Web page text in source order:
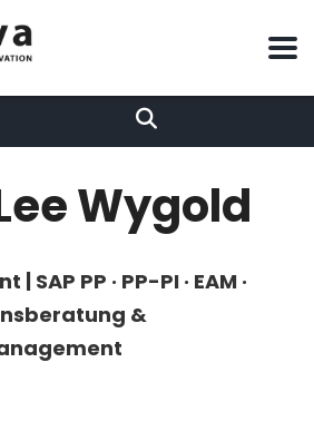
Wygold
SAP PP · PP-PI · EAM ·
&
Empfangs-Agentin der Traniva AG –
im Chat auf traniva.com.